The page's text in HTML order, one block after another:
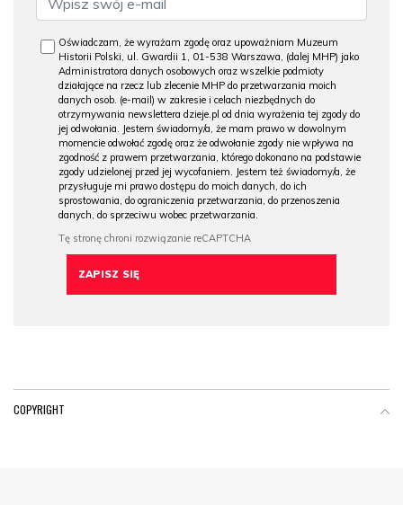
Oświadczam, że wyrażam zgodę oraz upoważniam Muzeum
Historii Polski, ul. Gwardii 1, 01-538 Warszawa, (dalej MHP) jako
Administratora danych osobowych oraz wszelkie podmioty
działające na rzecz lub zlecenie MHP do przetwarzania moich
danych osob. (e-mail) w zakresie i celach niezbędnych do
otrzymywania newslettera dzieje.pl od dnia wyrażenia tej zgody do
jej odwołania. Jestem świadomy/a, że mam prawo w dowolnym
momencie odwołać zgodę oraz że odwołanie zgody nie wpływa na
zgodność z prawem przetwarzania, którego dokonano na podstawie
zgody udzielonej przed jej wycofaniem. Jestem też świadomy/a, że
przysługuje mi prawo dostępu do moich danych, do ich
sprostowania, do ograniczenia przetwarzania, do przenoszenia
danych, do sprzeciwu wobec przetwarzania.
COPYRIGHT